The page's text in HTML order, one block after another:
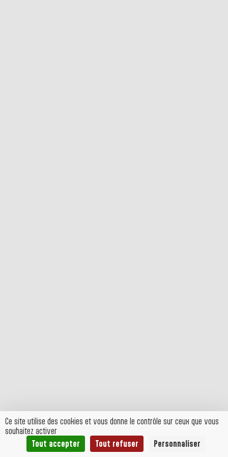
Ce site utilise des cookies et vous donne le contrôle sur ceux que vous
souhaitez activer
Tout accepter
Tout refuser Personnaliser